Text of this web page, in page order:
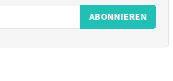
ABONNIEREN